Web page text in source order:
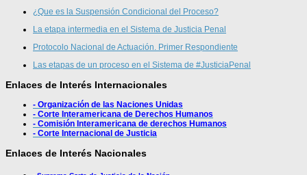
¿Que es la Suspensión Condicional del Proceso?
La etapa intermedia en el Sistema de Justicia Penal
Protocolo Nacional de Actuación. Primer Respondiente
Las etapas de un proceso en el Sistema de #JusticiaPenal
Enlaces de Interés Internacionales
- Organización de las Naciones Unidas
- Corte Interamericana de Derechos Humanos
- Comisión Interamericana de derechos Humanos
- Corte Internacional de Justicia
Enlaces de Interés Nacionales